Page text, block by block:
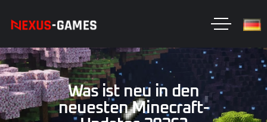
Was ist neu in den
neuesten Minecraft-